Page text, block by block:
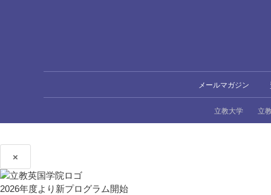
メールマガジン
立教大学 立
×
2026年度より新プログラム開始